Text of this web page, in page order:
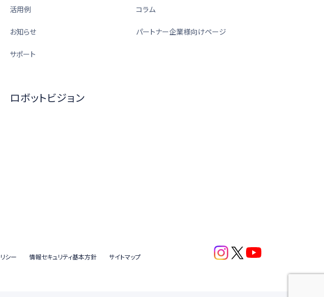
活用例 コラム
お知らせ パートナー企業様向けページ
サポート
ロボットビジョン
シー 情報セキュリティ基本方針 サイトマップ